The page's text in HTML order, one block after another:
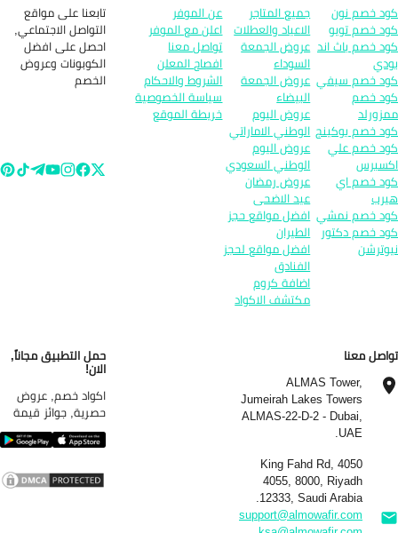
خصم نون
خصم تويو
خصم باث اند
خصم سيفي
خصم
خصم بوكينج
خصم علي
خصم اي
خصم نمشي
خصم دكتور
جميع المتاجر
الاعياد والعطلات
عروض الجمعة
السوداء
عروض الجمعة
البيضاء
عروض اليوم
الوطني الاماراتي
عروض اليوم
الوطني السعودي
عروض رمضان
عيد الاضحى
افضل مواقع حجز
الطيران
افضل مواقع لحجز
الفنادق
اضافة كروم
مكتشف الاكواد
عن الموفر
اعلن مع الموفر
تواصل معنا
افصاح المعلن
الشروط والاحكام
سياسة الخصوصية
خريطة الموقع
تابعنا على مواقع
التواصل الاجتماعي,
احصل على افضل
الكوبونات وعروض
الخصم
معنا
ALMAS Tower,
Jumeirah Lakes Towers
ALMAS-22-D-2 - Dubai,
UAE.
4050 King Fahd Rd,
4055, 8000, Riyadh
12333, Saudi Arabia.
support@almowafir.com
حمل التطبيق مجاناً,
الان!
اكواد خصم, عروض
حصرية, جوائز قيمة